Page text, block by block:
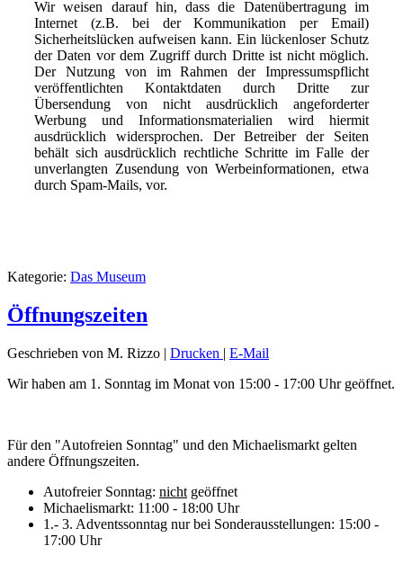
Wir weisen darauf hin, dass die Datenübertragung im
Internet (z.B. bei der Kommunikation per Email)
Sicherheitslücken aufweisen kann. Ein lückenloser Schutz
der Daten vor dem Zugriff durch Dritte ist nicht möglich.
Der Nutzung von im Rahmen der Impressumspflicht
veröffentlichten Kontaktdaten durch Dritte zur
Übersendung von nicht ausdrücklich angeforderter
Werbung und Informationsmaterialien wird hiermit
ausdrücklich widersprochen. Der Betreiber der Seiten
behält sich ausdrücklich rechtliche Schritte im Falle der
unverlangten Zusendung von Werbeinformationen, etwa
durch Spam-Mails, vor.
Kategorie: Das Museum
Öffnungszeiten
Geschrieben von M. Rizzo | Drucken | E-Mail
Wir haben am 1. Sonntag im Monat von 15:00 - 17:00 Uhr geöffnet.
Für den "Autofreien Sonntag" und den Michaelismarkt gelten
andere Öffnungszeiten.
Autofreier Sonntag: nicht geöffnet
Michaelismarkt: 11:00 - 18:00 Uhr
1.- 3. Adventssonntag nur bei Sonderausstellungen: 15:00 -
17:00 Uhr